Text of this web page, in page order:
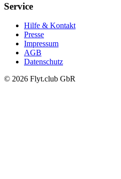
Service
Hilfe & Kontakt
Presse
Impressum
AGB
Datenschutz
© 2026 Flyt.club GbR